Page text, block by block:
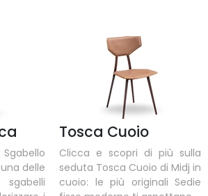
delle
Tosca Cuoio
Clicca e scopri di più sulla
seduta Tosca Cuoio di Midj in
cuoio: le più originali Sedie